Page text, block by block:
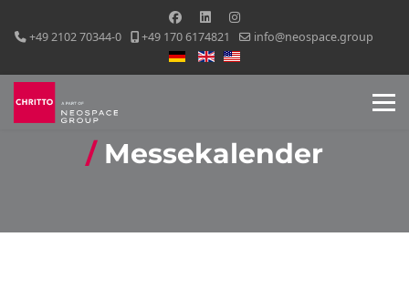
+49 2102 70344-0 +49 170 6174821
info@neospace.group
Sprache auswählen
Messekalender